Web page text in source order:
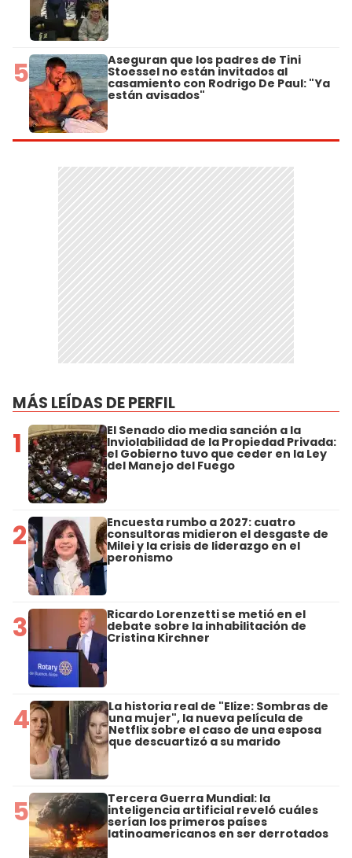
5 Aseguran que los padres de Tini
Stoessel no están invitados al
casamiento con Rodrigo De Paul: "Ya
están avisados"
MÁS LEÍDAS DE PERFIL
1 El Senado dio media sanción a la
Inviolabilidad de la Propiedad Privada:
el Gobierno tuvo que ceder en la Ley
del Manejo del Fuego
2 Encuesta rumbo a 2027: cuatro
consultoras midieron el desgaste de
Milei y la crisis de liderazgo en el
peronismo
3 Ricardo Lorenzetti se metió en el
debate sobre la inhabilitación de
Cristina Kirchner
4 La historia real de "Elize: Sombras de
una mujer", la nueva película de
Netflix sobre el caso de una esposa
que descuartizó a su marido
5 Tercera Guerra Mundial: la
inteligencia artificial reveló cuáles
serían los primeros países
latinoamericanos en ser derrotados